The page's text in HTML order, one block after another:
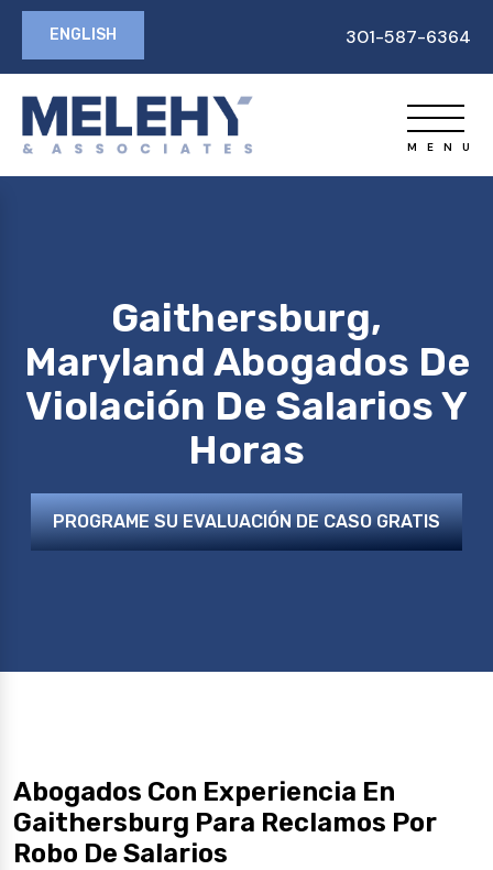
ENGLISH 301-587-6364
Gaithersburg,
Maryland Abogados De
Violación De Salarios Y
Horas
PROGRAME SU EVALUACIÓN DE CASO GRATIS
Abogados Con Experiencia En
Gaithersburg Para Reclamos Por
Robo De Salarios